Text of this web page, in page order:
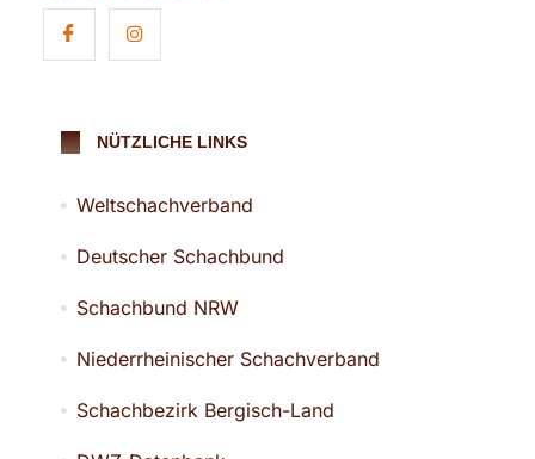
NÜTZLICHE LINKS
Weltschachverband
Deutscher Schachbund
Schachbund NRW
Niederrheinischer Schachverband
Schachbezirk Bergisch-Land